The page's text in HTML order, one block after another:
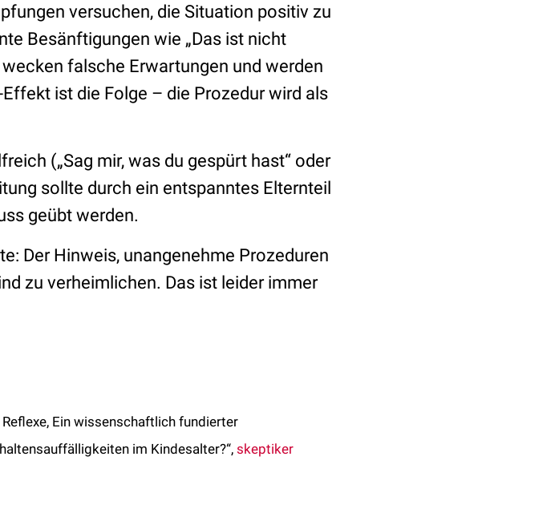
versuchen, die Situation positiv zu
Besänftigungen wie „Das ist nicht
falsche Erwartungen und werden
ist die Folge – die Prozedur wird als
(„Sag mir, was du gespürt hast“ oder
sollte durch ein entspanntes Elternteil
geübt werden.
Der Hinweis, unangenehme Prozeduren
zu verheimlichen. Das ist leider immer
Ein wissenschaftlich fundierter
im Kindesalter?“, skeptiker